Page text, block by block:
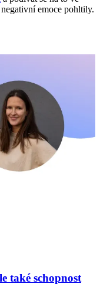
emoce pohltily.
také schopnost